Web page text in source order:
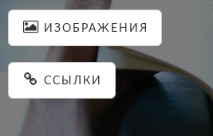
ИЗОБРАЖЕНИЯ
ССЫЛКИ